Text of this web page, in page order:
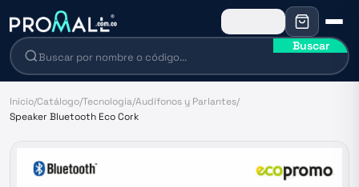
Buscar
Inicio/Catálogo/Tecnología/Audífonos y Parlantes/
Speaker Bluetooth Eco Cork